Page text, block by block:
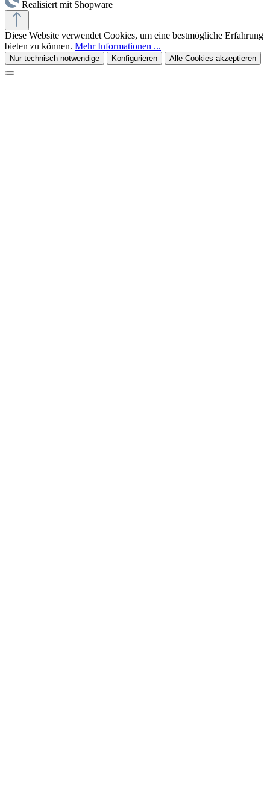
Realisiert mit Shopware
Diese Website verwendet Cookies, um eine bestmögliche Erfahrung
bieten zu können. Mehr Informationen ...
Nur technisch notwendige Konfigurieren Alle Cookies akzeptieren